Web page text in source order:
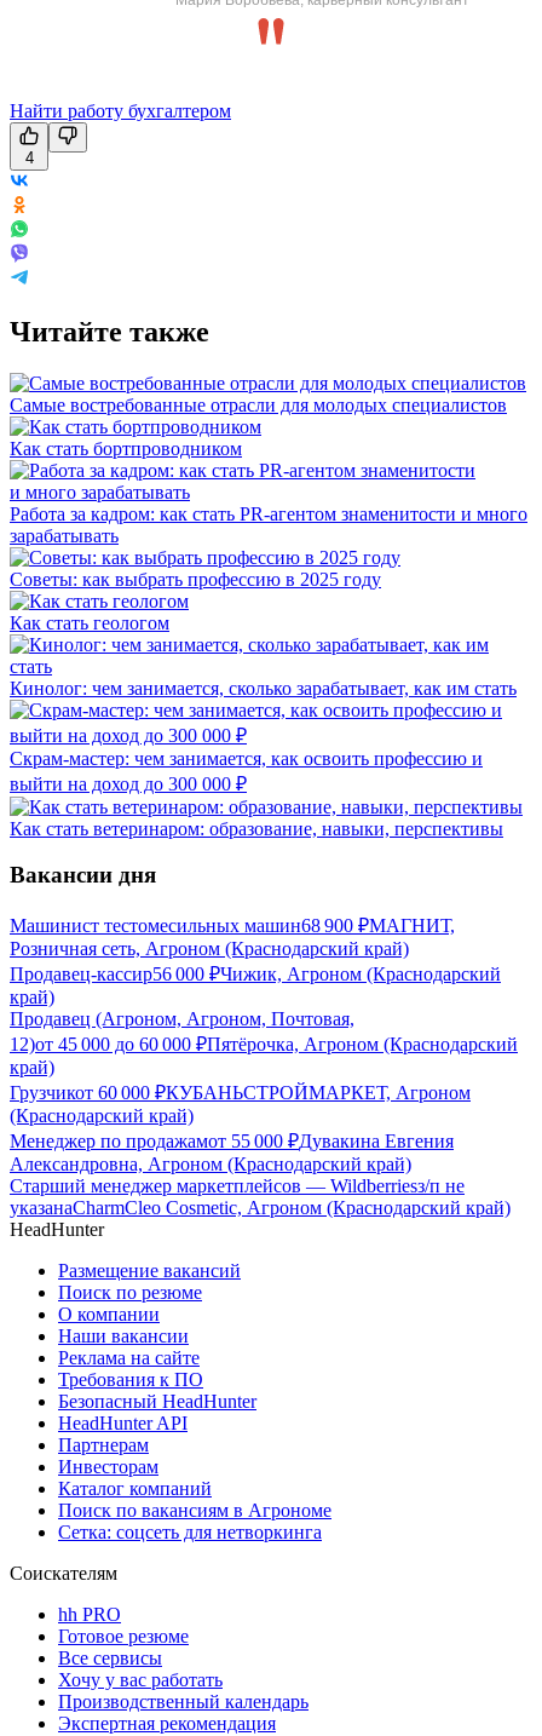
Найти работу бухгалтером
4
Читайте также
Самые востребованные отрасли для молодых специалистов
Как стать бортпроводником
Работа за кадром: как стать PR-агентом знаменитости и много
зарабатывать
Советы: как выбрать профессию в 2025 году
Как стать геологом
Кинолог: чем занимается, сколько зарабатывает, как им стать
Скрам-мастер: чем занимается, как освоить профессию и
выйти на доход до 300 000 ₽
Как стать ветеринаром: образование, навыки, перспективы
Вакансии дня
Машинист тестомесильных машин68 900 ₽МАГНИТ,
Розничная сеть, Агроном (Краснодарский край)
Продавец-кассир56 000 ₽Чижик, Агроном (Краснодарский
край)
Продавец (Агроном, Агроном, Почтовая,
12)от 45 000 до 60 000 ₽Пятёрочка, Агроном (Краснодарский
край)
Грузчикот 60 000 ₽КУБАНЬСТРОЙМАРКЕТ, Агроном
(Краснодарский край)
Менеджер по продажамот 55 000 ₽Дувакина Евгения
Александровна, Агроном (Краснодарский край)
Старший менеджер маркетплейсов — Wildberriesз/п не
указанаCharmCleo Cosmetic, Агроном (Краснодарский край)
HeadHunter
Размещение вакансий
Поиск по резюме
О компании
Наши вакансии
Реклама на сайте
Требования к ПО
Безопасный HeadHunter
HeadHunter API
Партнерам
Инвесторам
Каталог компаний
Поиск по вакансиям в Агрономе
Сетка: соцсеть для нетворкинга
Соискателям
hh PRO
Готовое резюме
Все сервисы
Хочу у вас работать
Производственный календарь
Экспертная рекомендация